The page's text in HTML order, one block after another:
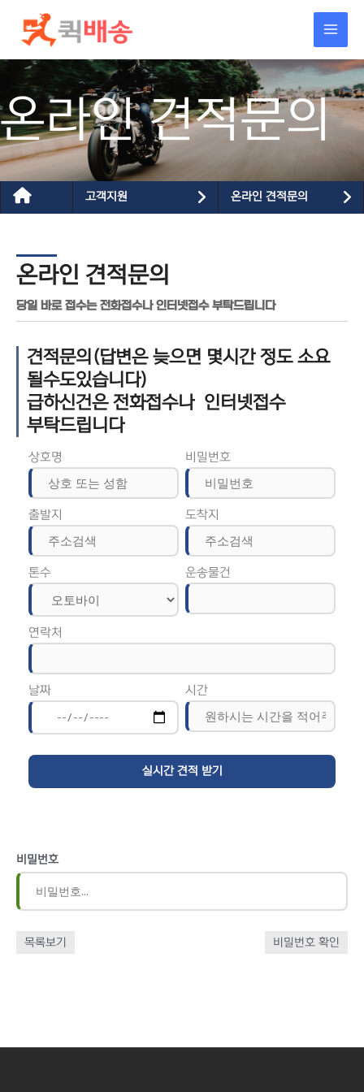
건너뛰기
온라인 견적문의
고객지원 온라인 견적문의
온라인 견적문의
당일 바로 접수는 전화접수나 인터넷접수 부탁드립니다
견적문의(답변은 늦으면 몇시간 정도 소요
될수도있습니다)
급하신건은 전화접수나 인터넷접수
부탁드립니다
상호명 비밀번호
출발지 도착지
톤수 운송물건
연락처
날짜 시간
비밀번호
목록보기 비밀번호 확인